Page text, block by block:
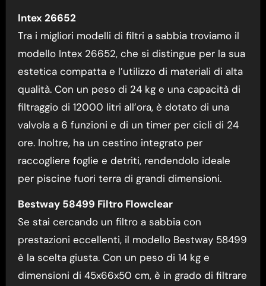
Intex 26652
Tra i migliori modelli di filtri a sabbia troviamo il
modello Intex 26652, che si distingue per la sua
estetica compatta e l’utilizzo di materiali di alta
qualità. Con un peso di 24 kg e una capacità di
filtraggio di 12000 litri all’ora, è dotato di una
valvola a 6 funzioni e di un timer per cicli di 24
ore. Inoltre, ha un cestino integrato per
raccogliere foglie e detriti, rendendolo ideale
per piscine fuori terra di grandi dimensioni.
Bestway 58499 Filtro Flowclear
Se stai cercando un filtro a sabbia con
prestazioni eccellenti, il modello Bestway 58499
è la scelta giusta. Con un peso di 14 kg e
dimensioni di 45x66x50 cm, è in grado di filtrare